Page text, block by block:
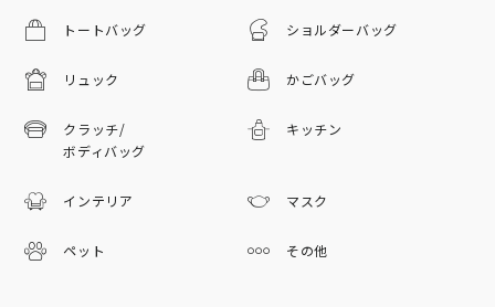
トートバッグ ショルダーバッグ
リュック かごバッグ
クラッチ/
ボディバッグ
キッチン
インテリア マスク
ペット その他